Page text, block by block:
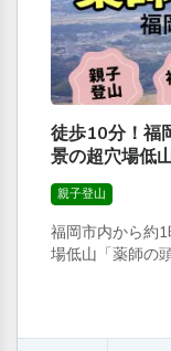
徒歩10分！福
景の超穴場低
親子登山
福岡市内から約
場低山「薬師の